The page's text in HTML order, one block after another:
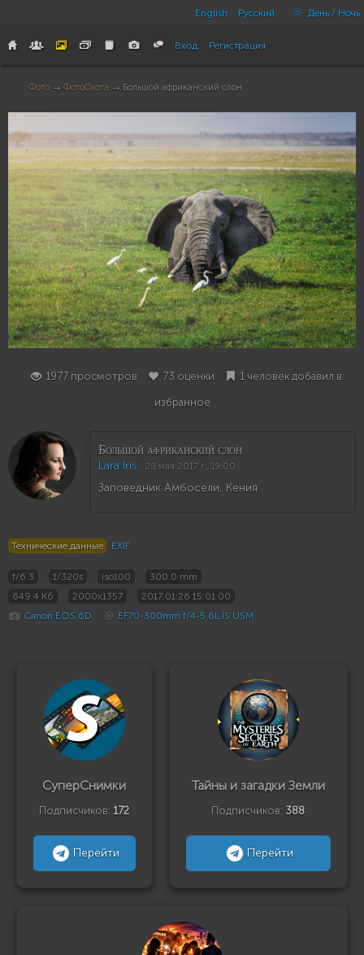
English Русский День / Ночь
Вход Регистрация
Фото → ФотоОхота → Большой африканский слон
73
1977 просмотров 73 оценки 1 человек добавил в
избранное
Большой африканский слон
Lara Iris 28 мая 2017 г., 19:00
Заповедник Амбосели, Кения
Технические данные EXIF
f/6.3 1/320s iso100
300.0 mm
649.4 Кб
2000x1357
2017:01:26 15:01:00
Canon EOS 6D
EF70-300mm f/4-5.6L IS USM
СуперСнимки
Подписчиков: 172
Перейти
Тайны и загадки Земли
Подписчиков: 388
Перейти